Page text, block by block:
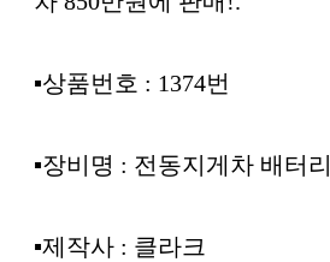
▪︎상품번호 : 1374번
▪︎장비명 : 전동지게차 배터리
▪︎제작사 : 클라크